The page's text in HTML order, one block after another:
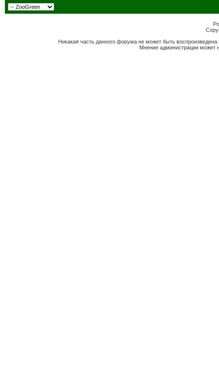
Никакая часть данного форума не может быть
Мнение администрации может